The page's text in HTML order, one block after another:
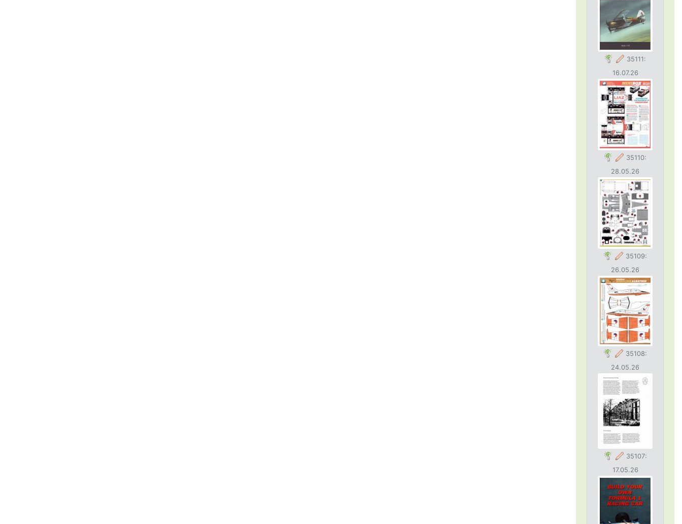
35111:
16.07.26
35110:
28.05.26
35109:
26.05.26
35108:
24.05.26
35107:
17.05.26